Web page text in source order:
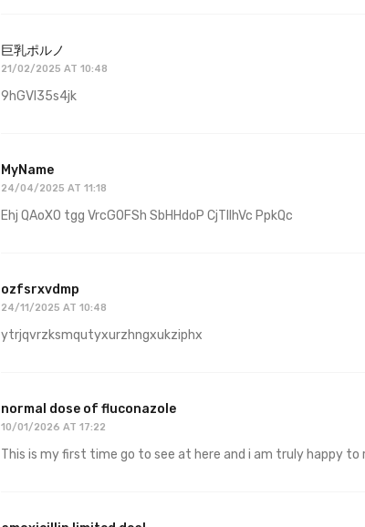
巨乳ポルノ
21/02/2025 AT 10:48
9hGVl35s4jk
MyName
24/04/2025 AT 11:18
Ehj QAoXO tgg VrcGOFSh SbHHdoP CjTIlhVc PpkQc
ozfsrxvdmp
24/11/2025 AT 10:48
ytrjqvrzksmqutyxurzhngxukziphx
normal dose of fluconazole
10/01/2026 AT 17:22
This is my first time go to see at here and i am truly happy to